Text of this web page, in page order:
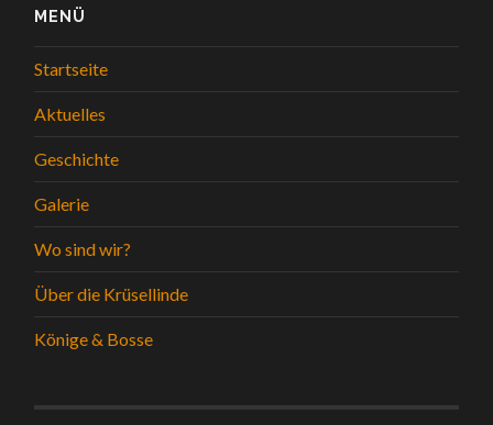
MENÜ
Startseite
Aktuelles
Geschichte
Galerie
Wo sind wir?
Über die Krüsellinde
Könige & Bosse